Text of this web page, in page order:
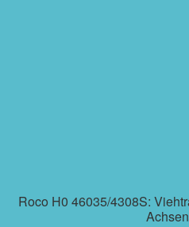
Roco H0 46035/4308S: